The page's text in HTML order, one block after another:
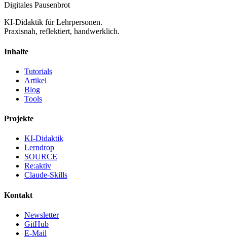
Digitales Pausenbrot
KI-Didaktik für Lehrpersonen.
Praxisnah, reflektiert, handwerklich.
Inhalte
Tutorials
Artikel
Blog
Tools
Projekte
KI-Didaktik
Lerndrop
SOURCE
Re:aktiv
Claude-Skills
Kontakt
Newsletter
GitHub
E-Mail